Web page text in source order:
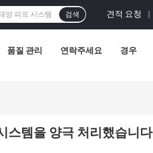
견적 요청 |
검색
품질 관리 연락주세요 경우
스템을 양극 처리했습니다